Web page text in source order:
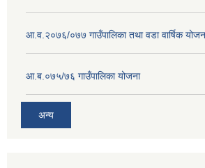
आ.व.२०७६/०७७ गाउँपालिका तथा वडा वार्षिक
आ.ब.०७५/७६ गाउँपालिका योजना
अन्य